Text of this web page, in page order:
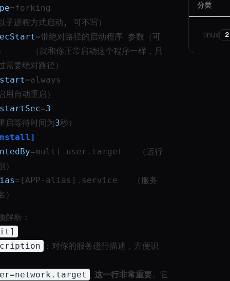
=forking
子进程方式启动, 可不写）
=带绝对路径的启动程序 参数（可
（就和你正常启动这个程序一样，只
需要绝对路径）
=always
用自动重启）
=3
启等待时间为3秒）
=multi-user.target   （运行
）
=[APP-alias].service   （服务
）
解析：
：对你的服务进行描述，方便识
:这一行非常重要。它
分类
linux 2